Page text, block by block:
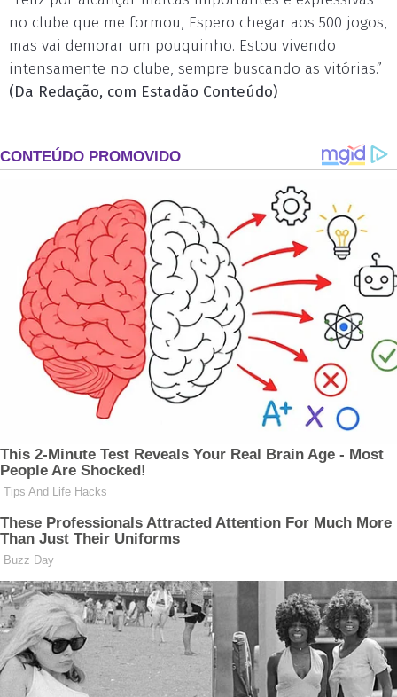
no clube que me formou, Espero chegar aos 500 jogos,
mas vai demorar um pouquinho. Estou vivendo
intensamente no clube, sempre buscando as vitórias.”
(Da Redação, com Estadão Conteúdo)